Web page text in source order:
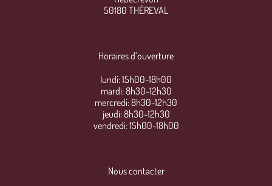
50180 THÈREVAL
Horaires d’ouverture
lundi: 15h00-18h00
mardi: 8h30-12h30
mercredi: 8h30-12h30
jeudi: 8h30-12h30
vendredi: 15h00-18h00
Nous contacter